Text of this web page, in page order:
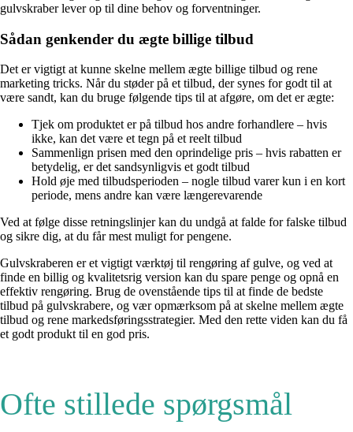
gulvskraber lever op til dine behov og forventninger.
Sådan genkender du ægte billige tilbud
Det er vigtigt at kunne skelne mellem ægte billige tilbud og rene
marketing tricks. Når du støder på et tilbud, der synes for godt til at
være sandt, kan du bruge følgende tips til at afgøre, om det er ægte:
Tjek om produktet er på tilbud hos andre forhandlere – hvis
ikke, kan det være et tegn på et reelt tilbud
Sammenlign prisen med den oprindelige pris – hvis rabatten er
betydelig, er det sandsynligvis et godt tilbud
Hold øje med tilbudsperioden – nogle tilbud varer kun i en kort
periode, mens andre kan være længerevarende
Ved at følge disse retningslinjer kan du undgå at falde for falske tilbud
og sikre dig, at du får mest muligt for pengene.
Gulvskraberen er et vigtigt værktøj til rengøring af gulve, og ved at
finde en billig og kvalitetsrig version kan du spare penge og opnå en
effektiv rengøring. Brug de ovenstående tips til at finde de bedste
tilbud på gulvskrabere, og vær opmærksom på at skelne mellem ægte
tilbud og rene markedsføringsstrategier. Med den rette viden kan du få
et godt produkt til en god pris.
Ofte stillede spørgsmål